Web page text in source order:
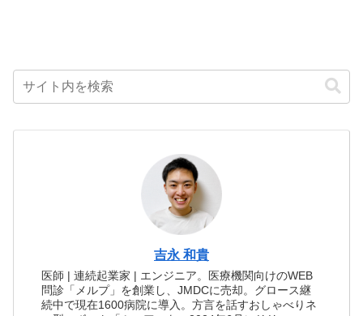
吉永 和貴
医師 | 連続起業家 | エンジニア。医療機関向けのWEB
問診「メルプ」を創業し、JMDCに売却。グロース継
続中で現在1600病院に導入。方言を話すおしゃべりネ